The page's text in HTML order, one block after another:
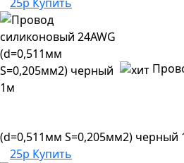
(d=0,511мм S=0,205мм2) черный
25р Купить